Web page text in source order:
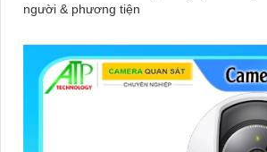
người & phương tiện